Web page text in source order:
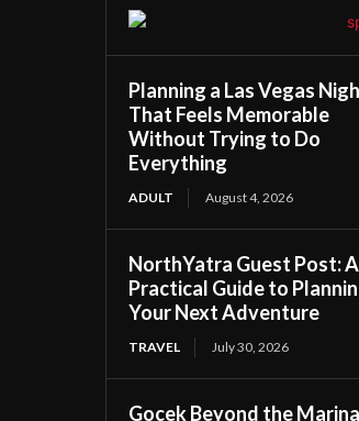
Planning a Las Vegas
That Feels Memorable
Without Trying to Do
Everything
ADULT August 4, 2026
NorthYatra Guest Post: A
Practical Guide to
Your Next Adventure
TRAVEL July 30, 2026
Gocek Beyond the